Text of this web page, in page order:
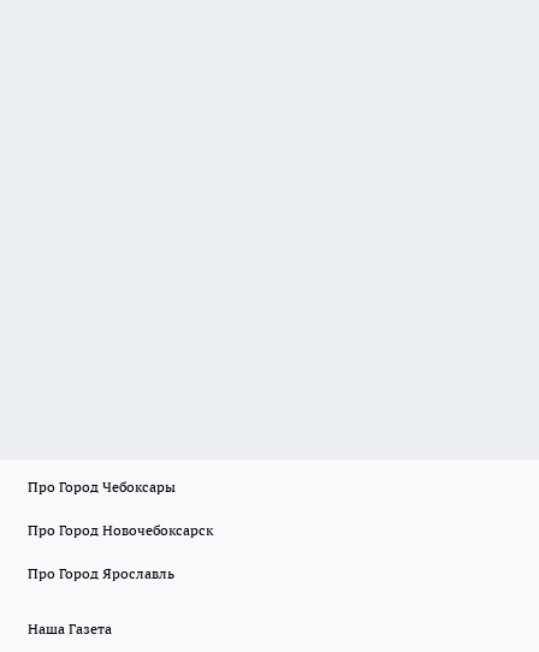
Про Город Чебоксары
Про Город Новочебоксарск
Про Город Ярославль
Наша Газета